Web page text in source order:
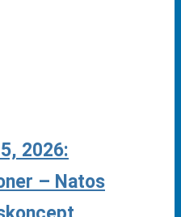
2026:
– Natos